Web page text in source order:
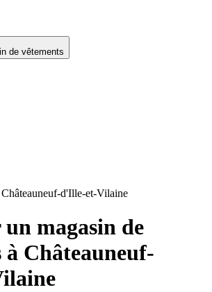
de vêtements
Châteauneuf-d'Ille-et-Vilaine
magasin de
à Châteauneuf-